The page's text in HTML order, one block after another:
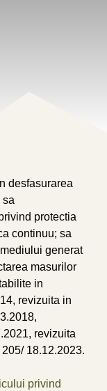
desfasurarea
sa
protectia
continuu; sa
generat
masurilor
in
revizuita in
revizuita
18.12.2023.
privind